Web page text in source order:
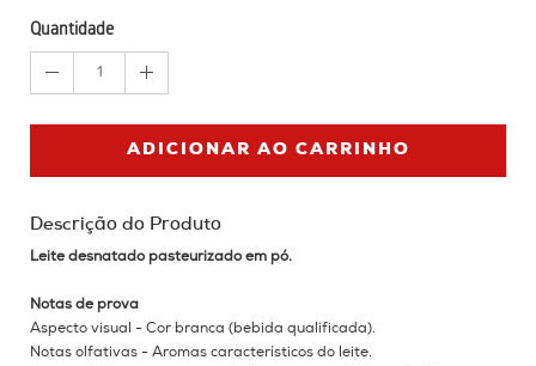
Quantidade
1
ADICIONAR AO CARRINHO
Descrição do Produto
Leite desnatado pasteurizado em pó.
Notas de prova
Aspecto visual - Cor branca (bebida qualificada).
Notas olfativas - Aromas característicos do leite.